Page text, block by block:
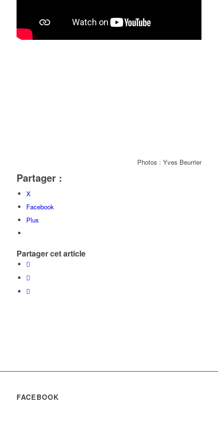
Photos : Yves Beurrier
Partager :
X
Facebook
Plus
Partager cet article
FACEBOOK